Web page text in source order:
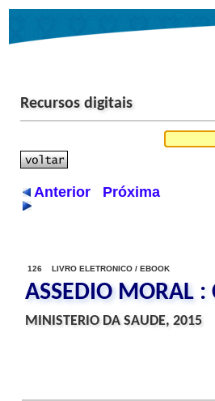
Recursos digitais
Anterior Próxima
126 LIVRO ELETRONICO / EBOOK
ASSEDIO MORAL :
MINISTERIO DA SAUDE, 2015